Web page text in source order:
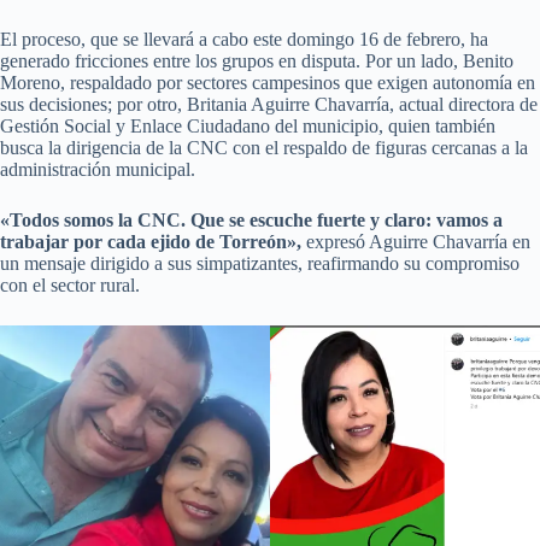
El proceso, que se llevará a cabo este domingo 16 de febrero, ha
generado fricciones entre los grupos en disputa. Por un lado, Benito
Moreno, respaldado por sectores campesinos que exigen autonomía en
sus decisiones; por otro, Britania Aguirre Chavarría, actual directora de
Gestión Social y Enlace Ciudadano del municipio, quien también
busca la dirigencia de la CNC con el respaldo de figuras cercanas a la
administración municipal.
«Todos somos la CNC. Que se escuche fuerte y claro: vamos a
trabajar por cada ejido de Torreón», expresó Aguirre Chavarría en
un mensaje dirigido a sus simpatizantes, reafirmando su compromiso
con el sector rural.